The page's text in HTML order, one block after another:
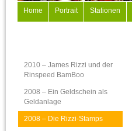
Home Portrait Stationen
2010 – James Rizzi und der
Rinspeed BamBoo
2008 – Ein Geldschein als
Geldanlage
2008 – Die Rizzi-Stamps